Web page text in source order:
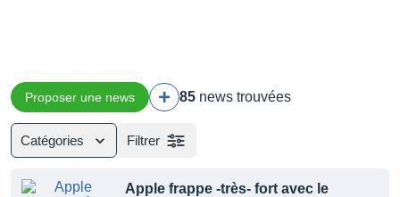
Proposer une news 85 news trouvées
Catégories Filtrer
Apple frappe -très- fort avec le